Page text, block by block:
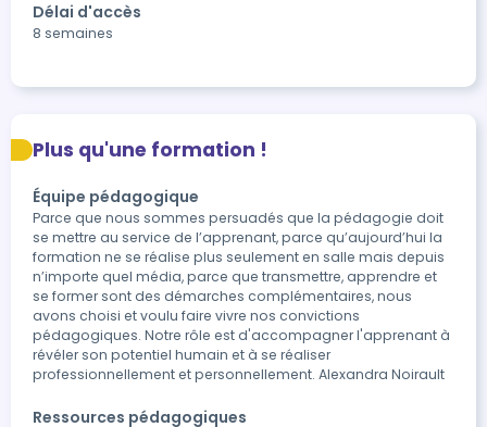
Délai d'accès
8 semaines
Plus qu'une formation !
Équipe pédagogique
Parce que nous sommes persuadés que la pédagogie doit
se mettre au service de l’apprenant, parce qu’aujourd’hui la
formation ne se réalise plus seulement en salle mais depuis
n’importe quel média, parce que transmettre, apprendre et
se former sont des démarches complémentaires, nous
avons choisi et voulu faire vivre nos convictions
pédagogiques. Notre rôle est d'accompagner l'apprenant à
révéler son potentiel humain et à se réaliser
professionnellement et personnellement. Alexandra Noirault
Ressources pédagogiques